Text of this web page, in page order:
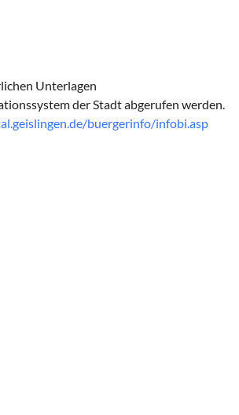
Unterlagen
der Stadt abgerufen werden.
buergerinfo/infobi.asp